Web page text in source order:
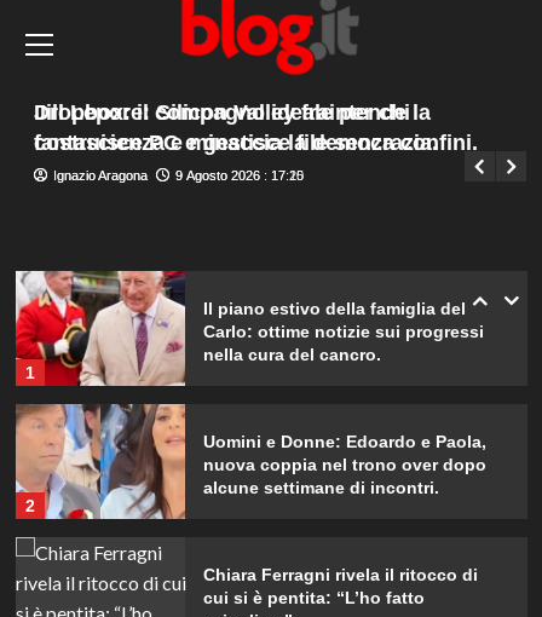
principale
Ucraina, Papa “E’ tempo di fermare la
Giuseppe Recca 9 Agosto 2026 : 13:35
Dropbox: il compagno ideale per chi
costruisce PC e gestisce file senza confini.
Ignazio Aragona 9 Agosto 2026 : 17:20
Jill Lepore: Silicon Valley fraintende la
fantascienza e minaccia la democrazia.
Ignazio Aragona 9 Agosto 2026 : 17:15
Gaia svela la verità sull’amore tra
Elodie e Franceska: “Se l’amore
Helena e Javier: fine dell’amore
1
Il piano estivo della famiglia del Re
Carlo: ottime notizie sui progressi
nella cura del cancro.
2
Uomini e Donne: Edoardo e Paola,
nuova coppia nel trono over dopo
alcune settimane di incontri.
Chiara Ferragni rivela il ritocco di
cui si è pentita: “L’ho fatto